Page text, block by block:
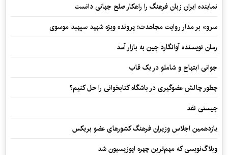
نماینده ایران زبان فرهنگ را راهکار صلح جهانی دانست
سرو» بر مدار روایت مجاهدت؛ پرونده ویژه شهید سپهبد موسوی
رمان نویسنده آوانگارد چین به بازار آمد
جوانی ابتهاج و شاملو در یک قاب
چطور چالش عضوگیری در باشگاه کتابخوانی را حل کنیم؟
چیستی نقد
یازدهمین اجلاس وزیران فرهنگ کشورهای عضو بریکس
وبلاگ‌نویسی که مهم‌ترین چهره اپوزیسیون شد